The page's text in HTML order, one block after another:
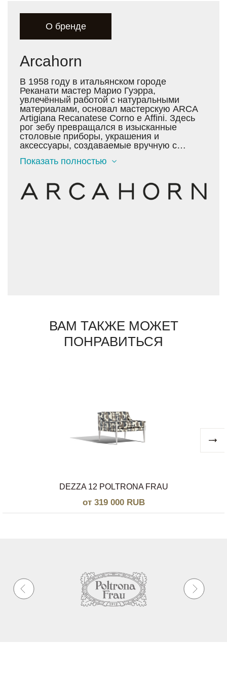
О бренде
Arcahorn
В 1958 году в итальянском городе
Реканати мастер Марио Гуэрра,
увлечённый работой с натуральными
материалами, основал мастерскую ARCA
Artigiana Recanatese Corno e Affini. Здесь
рог зебу превращался в изысканные
столовые приборы, украшения и
аксессуары, создаваемые вручную с
инструментов.
Со временем его дело продолжили дети –
Джорджио и Сильвия. В начале 2000-х
компания сосредоточилась на создании
вручную, раскрывая естественную красоту
текстуры.
Каждое изделие Arcahorn – это дань
Показать полностью
ВАМ ТАКЖЕ МОЖЕТ
ПОНРАВИТЬСЯ
DEZZA 12 POLTRONA FRAU
от 319 000 RUB